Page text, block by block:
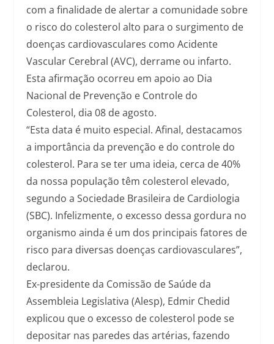
com a finalidade de alertar a comunidade sobre
o risco do colesterol alto para o surgimento de
doenças cardiovasculares como Acidente
Vascular Cerebral (AVC), derrame ou infarto.
Esta afirmação ocorreu em apoio ao Dia
Nacional de Prevenção e Controle do
Colesterol, dia 08 de agosto.
“Esta data é muito especial. Afinal, destacamos
a importância da prevenção e do controle do
colesterol. Para se ter uma ideia, cerca de 40%
da nossa população têm colesterol elevado,
segundo a Sociedade Brasileira de Cardiologia
(SBC). Infelizmente, o excesso dessa gordura no
organismo ainda é um dos principais fatores de
risco para diversas doenças cardiovasculares”,
declarou.
Ex-presidente da Comissão de Saúde da
Assembleia Legislativa (Alesp), Edmir Chedid
explicou que o excesso de colesterol pode se
depositar nas paredes das artérias, fazendo